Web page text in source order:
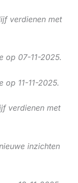
verdienen met
op 07-11-2025.
op 11-11-2025.
verdienen met
inzichten